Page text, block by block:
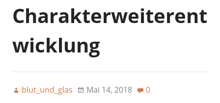
Charakterweiterent
wicklung
blut_und_glas Mai 14, 2018 0